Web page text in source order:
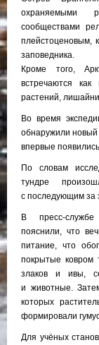
охраняемыми
сообществами
плейстоценовым,
заповедника.
Кроме того,
встречаются
растений,
Во время
обнаружили
впервые
По словам
тундре
с последующим за
В пресс-службе
пояснили, что
питание, что
покрытые ковром
злаков и ивы,
и животные.
которых
формировали
Для учёных